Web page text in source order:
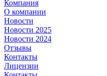
Компания
О компании
Новости
Новости 2025
Новости 2024
Отзывы
Контакты
Лицензии